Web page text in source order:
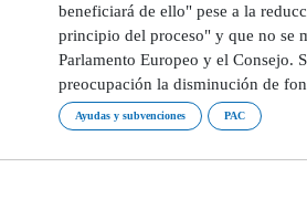
beneficiará de ello" pese a la
principio del proceso" y que no se
Parlamento Europeo y el Consejo.
preocupación la disminución de
Ayudas y subvenciones PAC